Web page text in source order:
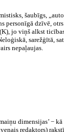
šaubīgs,
personīgā dzīvē,
jo viņš alkst
sarežģītā,
nepaļaujas.
dimensijas’ −
redaktors)